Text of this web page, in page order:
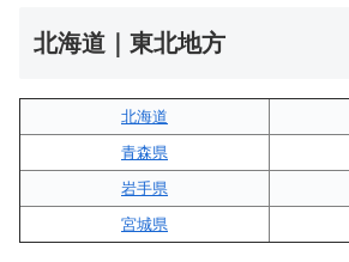
北海道｜東北地方
北海道
青森県
岩手県
宮城県